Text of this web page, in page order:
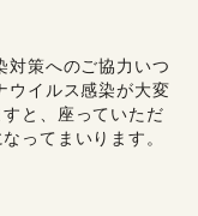
対策へのご協力いつ
ウイルス感染が大変
と、座っていただ
ってまいります。